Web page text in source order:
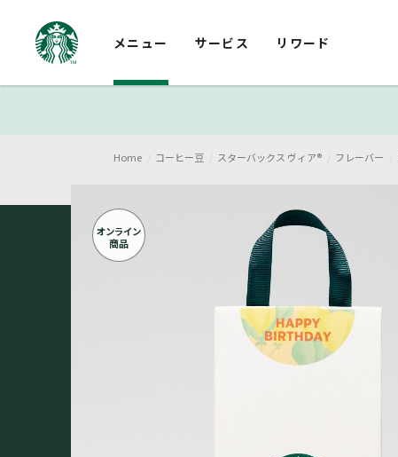
メニュー サービス リワード
Home コーヒー豆 スターバックス ヴィア® フレーバー
オンライン
商品